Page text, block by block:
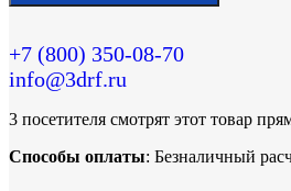
+7 (800) 350-08-70
info@3drf.ru
3 посетителя смотрят этот товар
Способы оплаты: Безналичный